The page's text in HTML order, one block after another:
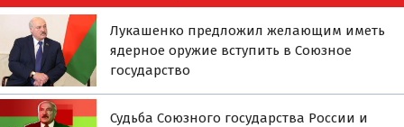
Лукашенко предложил желающим иметь
ядерное оружие вступить в Союзное
государство
Судьба Союзного государства России и